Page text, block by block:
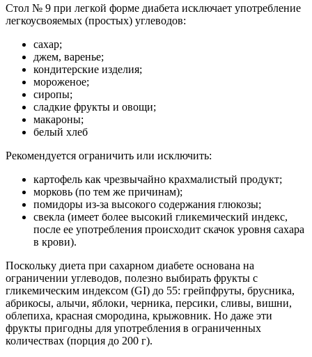
Стол № 9 при легкой форме диабета исключает употребление
легкоусвояемых (простых) углеводов:
сахар;
джем, варенье;
кондитерские изделия;
мороженое;
сиропы;
сладкие фрукты и овощи;
макароны;
белый хлеб
Рекомендуется ограничить или исключить:
картофель как чрезвычайно крахмалистый продукт;
морковь (по тем же причинам);
помидоры из-за высокого содержания глюкозы;
свекла (имеет более высокий гликемический индекс,
после ее употребления происходит скачок уровня сахара
в крови).
Поскольку диета при сахарном диабете основана на
ограничении углеводов, полезно выбирать фрукты с
гликемическим индексом (GI) до 55: грейпфруты, брусника,
абрикосы, алычи, яблоки, черника, персики, сливы, вишни,
облепиха, красная смородина, крыжовник. Но даже эти
фрукты пригодны для употребления в ограниченных
количествах (порция до 200 г).